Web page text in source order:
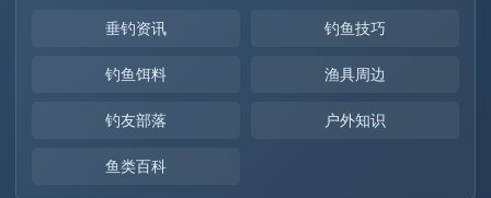
垂钓资讯 钓鱼技巧
钓鱼饵料 渔具周边
钓友部落 户外知识
鱼类百科